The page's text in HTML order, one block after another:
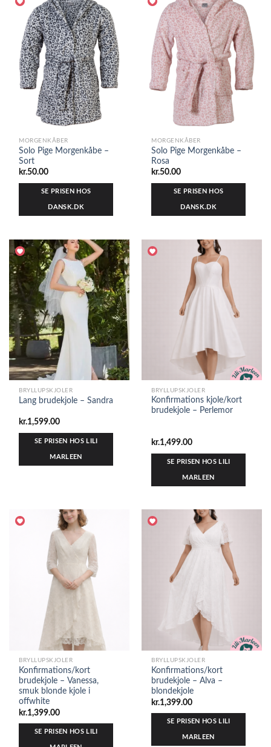
MORGENKÅBER
Solo Pige Morgenkåbe –
Sort
kr.50.00
SE PRISEN HOS
DANSK.DK
MORGENKÅBER
Solo Pige Morgenkåbe –
Rosa
kr.50.00
SE PRISEN HOS
DANSK.DK
BRYLLUPSKJOLER
Lang brudekjole – Sandra
kr.1,599.00
SE PRISEN HOS LILI
MARLEEN
BRYLLUPSKJOLER
Konfirmations kjole/kort
brudekjole – Perlemor
kr.1,499.00
SE PRISEN HOS LILI
MARLEEN
BRYLLUPSKJOLER
Konfirmations/kort
brudekjole – Vanessa,
smuk blonde kjole i
offwhite
kr.1,399.00
SE PRISEN HOS LILI
BRYLLUPSKJOLER
Konfirmations/kort
brudekjole – Alva –
blondekjole
kr.1,399.00
SE PRISEN HOS LILI
MARLEEN